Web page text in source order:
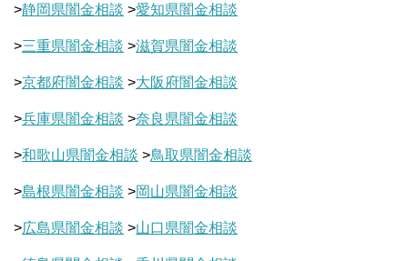
>静岡県闇金相談 >愛知県闇金相談
>三重県闇金相談 >滋賀県闇金相談
>京都府闇金相談 >大阪府闇金相談
>兵庫県闇金相談 >奈良県闇金相談
>和歌山県闇金相談 >鳥取県闇金相談
>島根県闇金相談 >岡山県闇金相談
>広島県闇金相談 >山口県闇金相談